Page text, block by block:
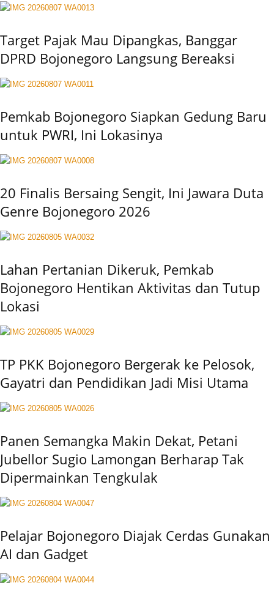
Target Pajak Mau Dipangkas, Banggar
DPRD Bojonegoro Langsung Bereaksi
Pemkab Bojonegoro Siapkan Gedung Baru
untuk PWRI, Ini Lokasinya
20 Finalis Bersaing Sengit, Ini Jawara Duta
Genre Bojonegoro 2026
Lahan Pertanian Dikeruk, Pemkab
Bojonegoro Hentikan Aktivitas dan Tutup
Lokasi
TP PKK Bojonegoro Bergerak ke Pelosok,
Gayatri dan Pendidikan Jadi Misi Utama
Panen Semangka Makin Dekat, Petani
Jubellor Sugio Lamongan Berharap Tak
Dipermainkan Tengkulak
Pelajar Bojonegoro Diajak Cerdas Gunakan
AI dan Gadget